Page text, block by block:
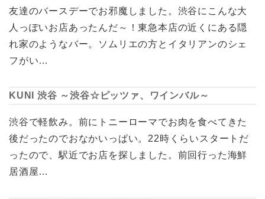
友達のバースデーでお邪魔しました。渋谷にこんな大
人っぽいお店あったんだ～！東急本店の近くにある隠
れ家のようなバー。ソムリエの方とイタリアンのシェ
フがい…
KUNI 渋谷 ～渋谷☆ピッツァ、ワインバル～
渋谷で軽飲み。前にトニーローマでお肉を食べてきた
後だったのでおなかいっぱい。22時くらいスタートだ
ったので、駅近でお店を探しました。前回行った海鮮
居酒屋…